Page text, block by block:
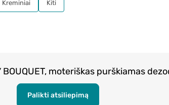
BOUQUET, moteriškas purškiamas
Palikti atsiliepimą
Kreminiai Kiti